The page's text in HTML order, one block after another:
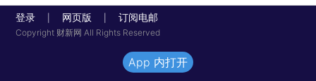
登录 网页版 订阅电邮
Copyright 财新网 All Rights Reserved
App 内打开